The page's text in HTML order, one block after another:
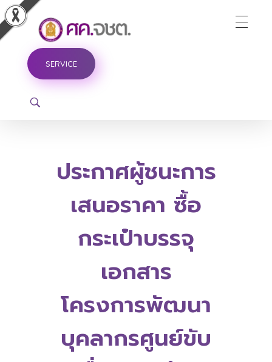
ศูนย์ขับเคลื่อนการศึกษาในจังหวัดชายแดนภาคใต้
SERVICE
ประกาศผู้ชนะการ
เสนอราคา ซื้อ
กระเป๋าบรรจุ
เอกสาร
โครงการพัฒนา
บุคลากรศูนย์ขับ